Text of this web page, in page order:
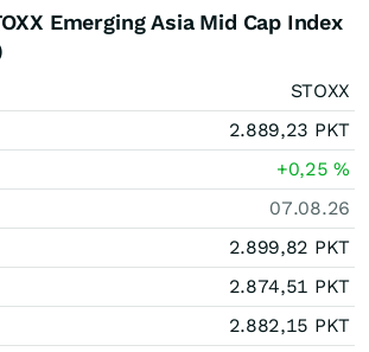
Emerging Asia Mid Cap Index
STOXX
2.889,23 PKT
+0,25%
07.08.26
2.899,82 PKT
2.874,51 PKT
2.882,15 PKT